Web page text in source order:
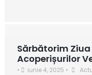
Sărbătorim
Acoperișurilor
• iunie 4, 2025 •